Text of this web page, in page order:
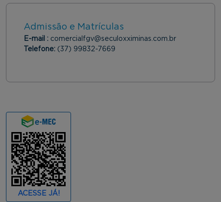
Admissão e Matrículas
E-mail : comercialfgv@seculoxximinas.com.br
Telefone: (37) 99832-7669
ACESSE JÁ!